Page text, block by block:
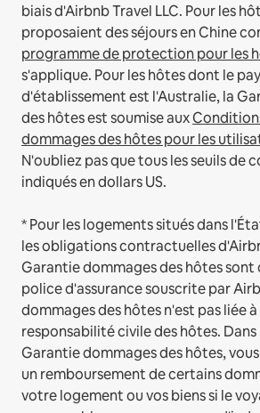
biais d'Airbnb Travel LLC. Pour les
proposaient des séjours en Chine
programme de protection pour les
s'applique. Pour les hôtes dont le
d'établissement est l'Australie, la
des hôtes est soumise aux
dommages des hôtes pour les
N'oubliez pas que tous les seuils de
indiqués en dollars US.
* Pour les logements situés dans
les obligations contractuelles
Garantie dommages des hôtes sont
police d'assurance souscrite par
dommages des hôtes n'est pas liée
responsabilité civile des hôtes. Dans
Garantie dommages des hôtes,
un remboursement de certains
votre logement ou vos biens si le